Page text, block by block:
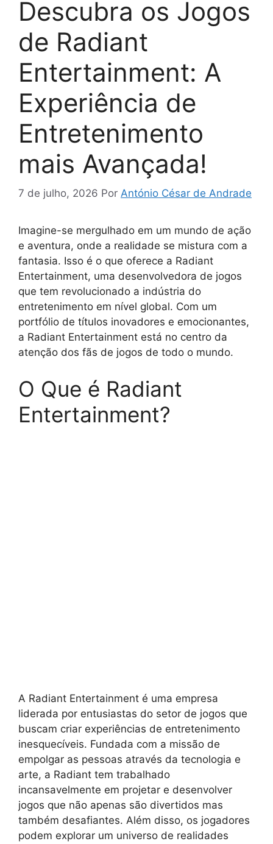
Descubra os Jogos
de Radiant
Entertainment: A
Experiência de
Entretenimento
mais Avançada!
7 de julho, 2026 Por António César de Andrade
Imagine-se mergulhado em um mundo de ação
e aventura, onde a realidade se mistura com a
fantasia. Isso é o que oferece a Radiant
Entertainment, uma desenvolvedora de jogos
que tem revolucionado a indústria do
entretenimento em nível global. Com um
portfólio de títulos inovadores e emocionantes,
a Radiant Entertainment está no centro da
atenção dos fãs de jogos de todo o mundo.
O Que é Radiant
Entertainment?
A Radiant Entertainment é uma empresa
liderada por entusiastas do setor de jogos que
buscam criar experiências de entretenimento
inesquecíveis. Fundada com a missão de
empolgar as pessoas através da tecnologia e
arte, a Radiant tem trabalhado
incansavelmente em projetar e desenvolver
jogos que não apenas são divertidos mas
também desafiantes. Além disso, os jogadores
podem explorar um universo de realidades